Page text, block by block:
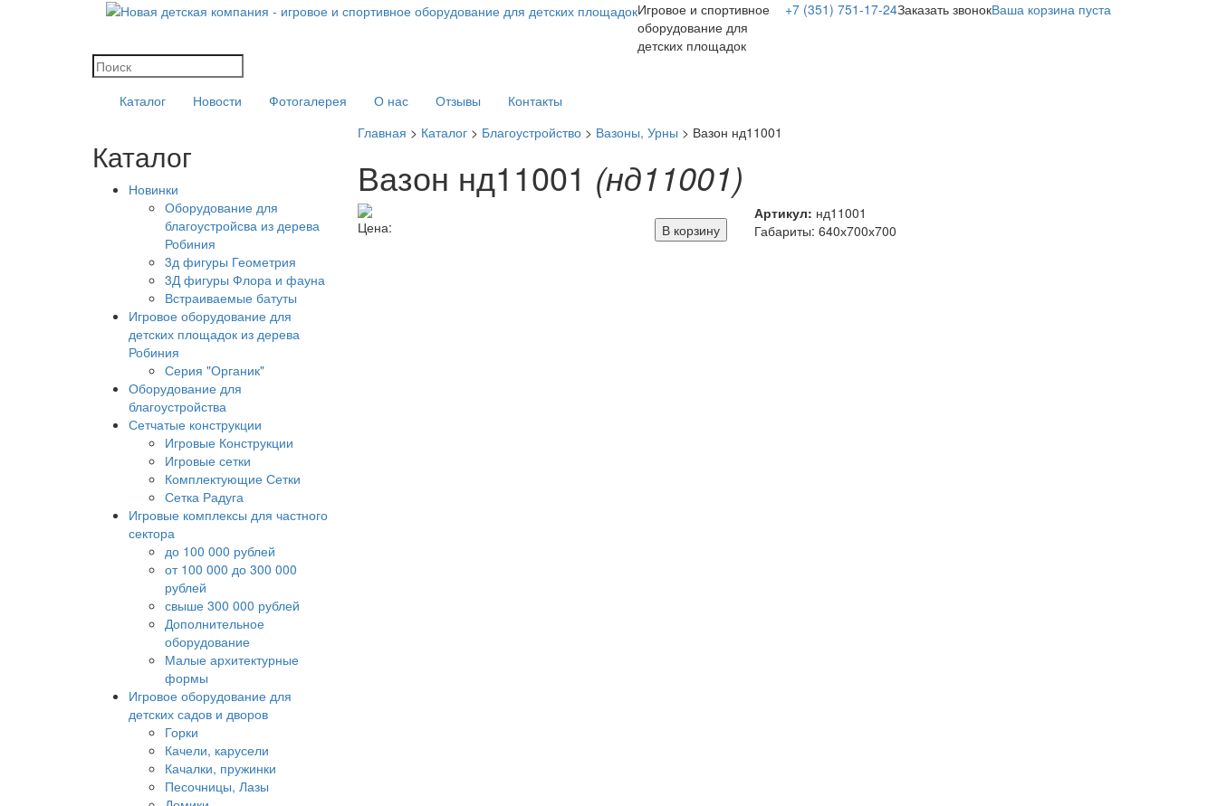
Игровое и спортивное
оборудование для
детских площадок
Ваша корзина пуста
Заказать звонок
+7 (351) 751-17-24
Каталог Новости Фотогалерея О нас Отзывы Контакты
Каталог
Новинки
Оборудование для
благоустройсва из дерева
Робиния
3д фигуры Геометрия
3Д фигуры Флора и фауна
Встраиваемые батуты
Игровое оборудование для
детских площадок из дерева
Робиния
Серия "Органик"
Оборудование для
благоустройства
Сетчатые конструкции
Игровые Конструкции
Игровые сетки
Комплектующие Сетки
Сетка Радуга
Игровые комплексы для частного
сектора
до 100 000 рублей
от 100 000 до 300 000
рублей
свыше 300 000 рублей
Дополнительное
оборудование
Малые архитектурные
формы
Игровое оборудование для
детских садов и дворов
Горки
Качели, карусели
Качалки, пружинки
Песочницы, Лазы
Главная > Каталог> Благоустройство> Вазоны, Урны > Вазон нд11001
Вазон нд11001 (нд11001)
Цена: В корзину
Артикул: нд11001
Габариты: 640х700х700